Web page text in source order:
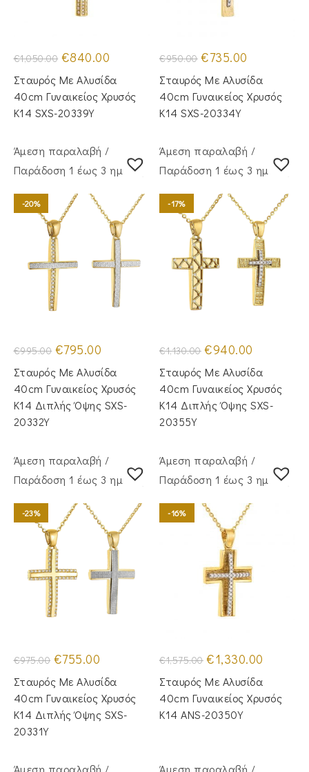
€1,050.00 Original
price
was:
€1,050.00.
€840.00
τιμή
είναι:
€840.00.
Σταυρός Με Αλυσίδα
40cm Γυναικείος Χρυσός
Κ14 SXS-20339Y
€950.00 Original
price
was:
€950.00.
€735.00
τιμή
είναι:
€735.00.
Σταυρός Mε Aλυσίδα
40cm Γυναικείος Χρυσός
Κ14 SXS-20334Y
Άμεση παραλαβή /
Παράδoση 1 έως 3 ημέρες
-20%
€995.00 Original
price
was:
€995.00.
€795.00
τιμή
είναι:
€795.00.
Σταυρός Με Αλυσίδα
40cm Γυναικείος Χρυσός
Κ14 Διπλής Όψης SXS-
20332Y
Άμεση παραλαβή /
Παράδoση 1 έως 3 ημέρες
-17%
€1,130.00 Original
price
was:
€1,130.00.
€940.00
τιμή
είναι:
€940.00.
Σταυρός Με Αλυσίδα
40cm Γυναικείος Χρυσός
Κ14 Διπλής Όψης SXS-
20355Y
Άμεση παραλαβή /
Παράδoση 1 έως 3 ημέρες
-23%
€975.00 Original
price
was:
€975.00.
€755.00
τιμή
είναι:
€755.00.
Σταυρός Με Αλυσίδα
40cm Γυναικείος Χρυσός
Κ14 Διπλής Όψης SXS-
20331Y
Άμεση παραλαβή /
Παράδoση 1 έως 3 ημέρες
-16%
€1,575.00 Original
price
was:
€1,575.00.
€1,330.00
είναι:
€1,330.00.
Σταυρός Mε Aλυσίδα
40cm Γυναικείος Χρυσός
Κ14 ANS-20350Y
Άμεση παραλαβή / Άμεση παραλαβή /